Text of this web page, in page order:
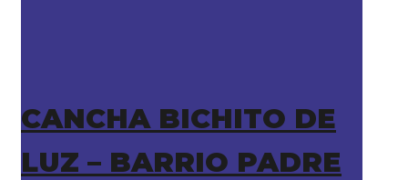
CANCHA BICHITO DE
LUZ – BARRIO PADRE